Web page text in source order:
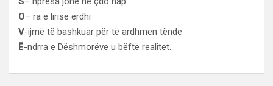
O– ra e lirisë erdhi
V-ijmë të bashkuar për të ardhmen tënde
Ë-ndrra e Dëshmorëve u bëftë realitet.